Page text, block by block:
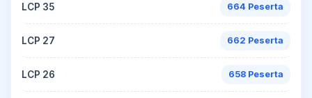
LCP 35 664 Peserta
LCP 27 662 Peserta
LCP 26 658 Peserta